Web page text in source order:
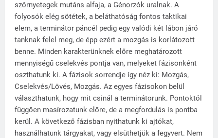
szörnyetegek mutáns alfaja, a Génorzók uralnak. A
folyosók elég sötétek, a beláthatóság fontos taktikai
elem, a terminátor páncél pedig egy valódi két lábon járó
tanknak felel meg, de épp ezért a mozgás is korlátozott
benne. Minden karakterünknek előre meghatározott
mennyiségű cselekvés pontja van, melyeket fázisonként
oszthatunk ki. A fázisok sorrendje így néz ki: Mozgás,
Cselekvés/Lövés, Mozgás. Az egyes fázisokon belül
választhatunk, hogy mit csinál a terminátorunk. Pontoktól
függően masírozatunk előre, de a megfordulás is pontba
kerül. A következő fázisban nyithatunk ki ajtókat,
használhatunk tárgyakat, vagy elsüthetjük a fegyvert. Nem